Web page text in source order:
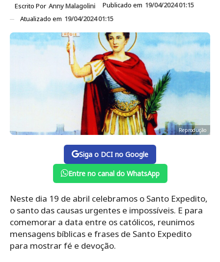
Escrito Por Anny Malagolini Publicado em 19/04/2024 01:15
Atualizado em 19/04/2024 01:15
Reprodução
Siga o DCI no Google
Entre no canal do WhatsApp
Neste dia 19 de abril celebramos o Santo Expedito,
o santo das causas urgentes e impossíveis. E para
comemorar a data entre os católicos, reunimos
mensagens bíblicas e frases de Santo Expedito
para mostrar fé e devoção.